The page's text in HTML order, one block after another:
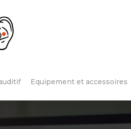
Equipement et accessoires